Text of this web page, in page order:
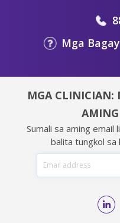
Mga
MGA CLINICIAN:
Sumali sa aming
balita tungkol sa